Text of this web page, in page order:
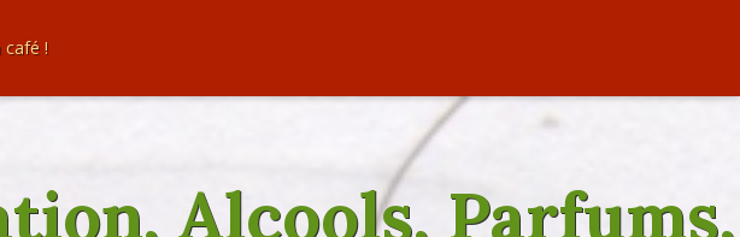
café !
Alcools, Parfums,